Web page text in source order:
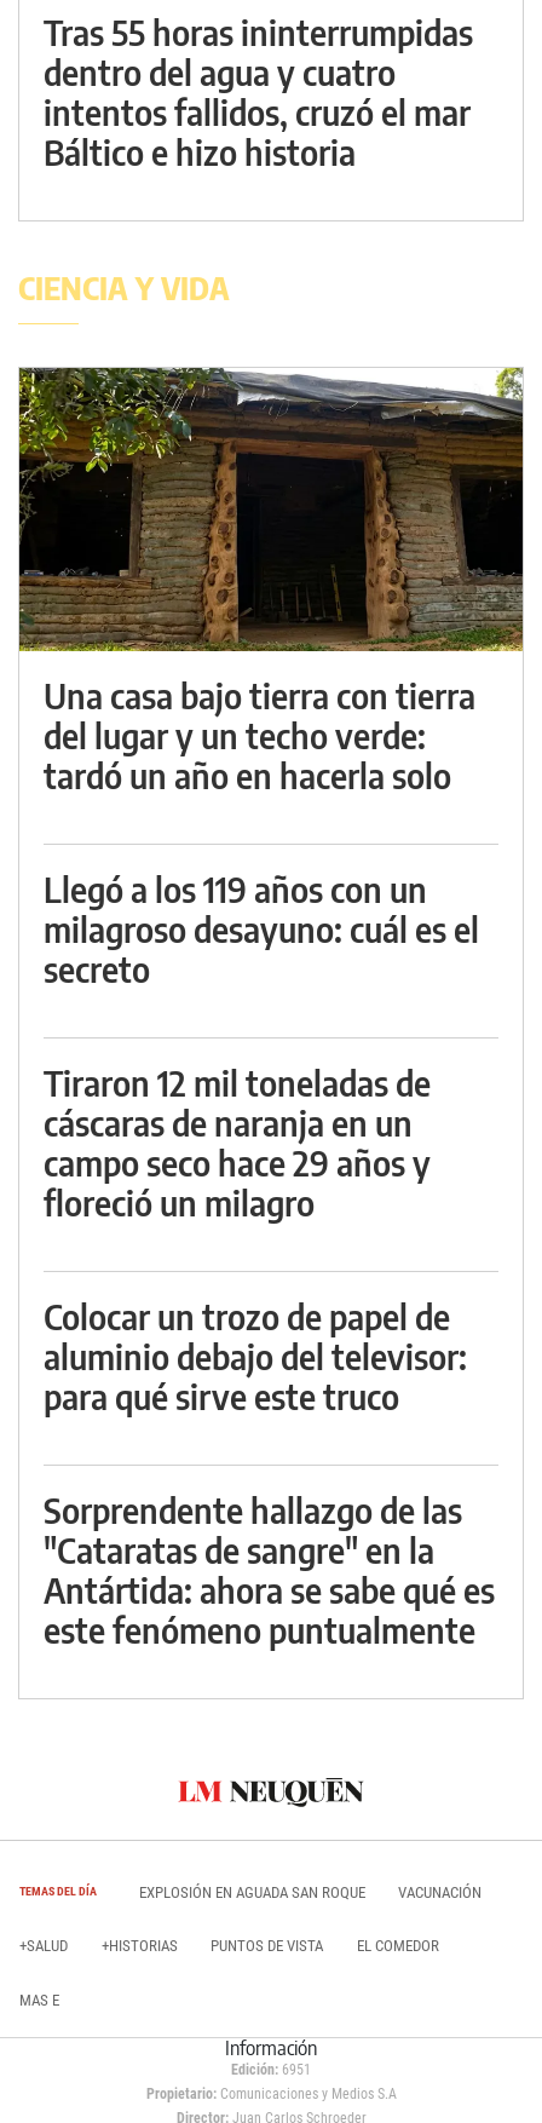
Tras 55 horas ininterrumpidas
dentro del agua y cuatro
intentos fallidos, cruzó el mar
Báltico e hizo historia
CIENCIA Y VIDA
Una casa bajo tierra con tierra
del lugar y un techo verde:
tardó un año en hacerla solo
Llegó a los 119 años con un
milagroso desayuno: cuál es el
secreto
Tiraron 12 mil toneladas de
cáscaras de naranja en un
campo seco hace 29 años y
floreció un milagro
Colocar un trozo de papel de
aluminio debajo del televisor:
para qué sirve este truco
Sorprendente hallazgo de las
"Cataratas de sangre" en la
Antártida: ahora se sabe qué es
este fenómeno puntualmente
TEMAS DEL DÍA EXPLOSIÓN EN AGUADA SAN ROQUE VACUNACIÓN
+SALUD +HISTORIAS PUNTOS DE VISTA EL COMEDOR
MAS E
Información
Edición: 6951
Propietario:Comunicaciones y Medios S.A
Director: Juan Carlos Schroeder